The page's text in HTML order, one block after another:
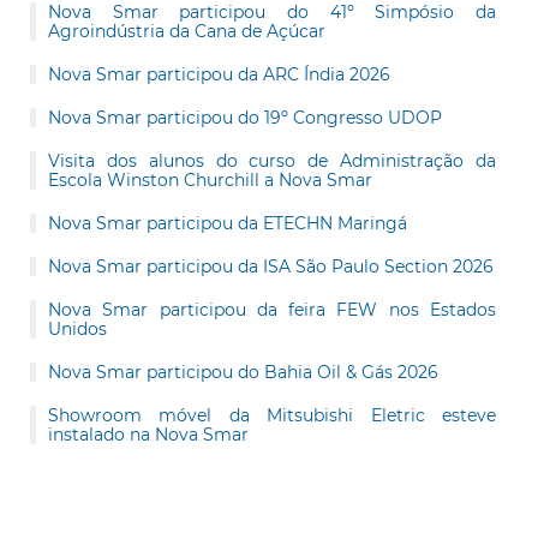
Nova Smar participou do 41º Simpósio da
Agroindústria da Cana de Açúcar
Nova Smar participou da ARC Índia 2026
Nova Smar participou do 19º Congresso UDOP
Visita dos alunos do curso de Administração da
Escola Winston Churchill a Nova Smar
Nova Smar participou da ETECHN Maringá
Nova Smar participou da ISA São Paulo Section 2026
Nova Smar participou da feira FEW nos Estados
Unidos
Nova Smar participou do Bahia Oil & Gás 2026
Showroom móvel da Mitsubishi Eletric esteve
instalado na Nova Smar